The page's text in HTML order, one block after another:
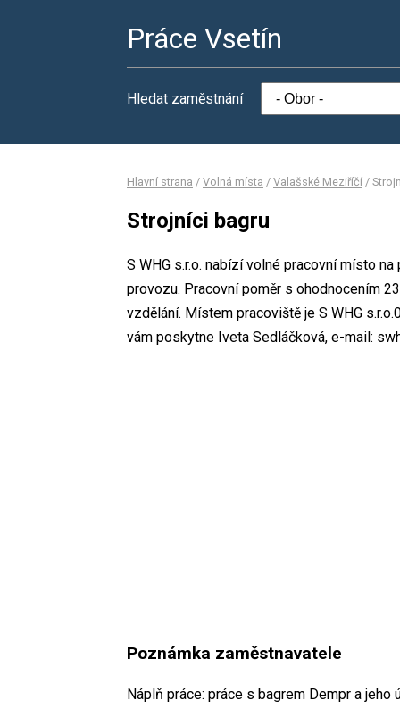
Práce Vsetín
Hledat zaměstnání
Hlavní strana / Volná místa / Valašské Meziříčí /
Strojníci bagru
S WHG s.r.o. nabízí volné pracovní místo
provozu. Pracovní poměr s ohodnocením
vzdělání. Místem pracoviště je S WHG
vám poskytne Iveta Sedláčková, e-mail:
Poznámka zaměstnavatele
Náplň práce: práce s bagrem Dempr a jeho